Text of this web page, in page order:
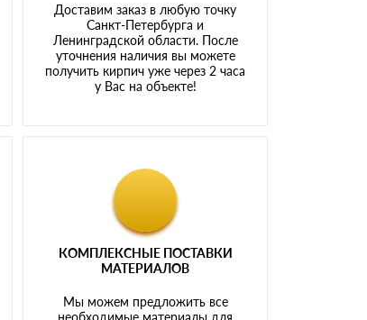
Доставим заказ в любую точку
Санкт-Петербурга и
Ленинградской области. После
уточнения наличия вы можете
получить кирпич уже через 2 часа
у Вас на объекте!
КОМПЛЕКСНЫЕ ПОСТАВКИ
МАТЕРИАЛОВ
Мы можем предложить все
необходимые материалы для